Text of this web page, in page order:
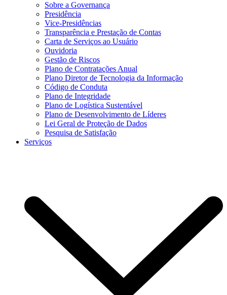
Sobre a Governança
Presidência
Vice-Presidências
Transparência e Prestação de Contas
Carta de Serviços ao Usuário
Ouvidoria
Gestão de Riscos
Plano de Contratações Anual
Plano Diretor de Tecnologia da Informação
Código de Conduta
Plano de Integridade
Plano de Logística Sustentável
Plano de Desenvolvimento de Líderes
Lei Geral de Proteção de Dados
Pesquisa de Satisfação
Serviços